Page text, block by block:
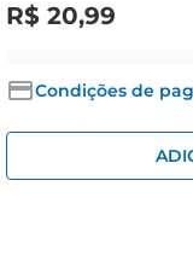
R$ 20,99
Condições de
biscoito
iogurte
papel higiênico